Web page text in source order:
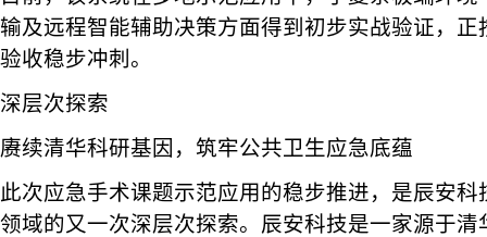
输及远程智能辅助决策方面得到初步实战验证，
验收稳步冲刺。
深层次探索
赓续清华科研基因，筑牢公共卫生应急底蕴
此次应急手术课题示范应用的稳步推进，是辰安
领域的又一次深层次探索。辰安科技是一家源于